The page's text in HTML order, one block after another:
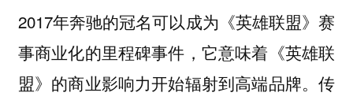
2017年奔驰的冠名可以成为《英雄联盟》赛
事商业化的里程碑事件，它意味着《英雄联
盟》的商业影响力开始辐射到高端品牌。传